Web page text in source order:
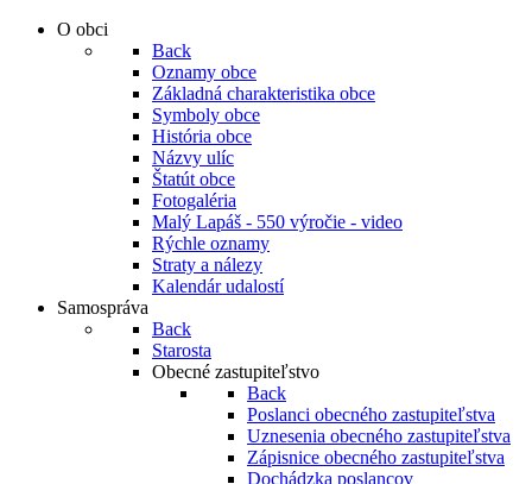
O obci
Back
Oznamy obce
Základná charakteristika obce
Symboly obce
História obce
Názvy ulíc
Štatút obce
Fotogaléria
Malý Lapáš - 550 výročie - video
Rýchle oznamy
Straty a nálezy
Kalendár udalostí
Samospráva
Back
Starosta
Obecné zastupiteľstvo
Back
Poslanci obecného zastupiteľstva
Uznesenia obecného zastupiteľstva
Zápisnice obecného zastupiteľstva
Dochádzka poslancov